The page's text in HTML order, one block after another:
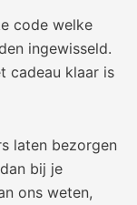
code welke
ingewisseld.
cadeau klaar is
laten bezorgen
bij je
ons weten,